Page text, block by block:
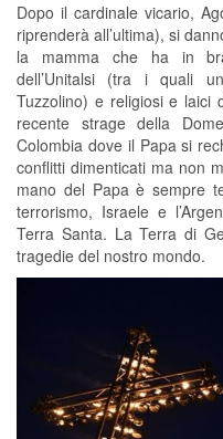
Dopo il cardinale vicario,
riprenderà all’ultima), si
la mamma che ha in
dell’Unitalsi (tra i quali
Tuzzolino) e religiosi e laici
recente strage della
Colombia dove il Papa si
conflitti dimenticati ma non
mano del Papa è sempre
terrorismo, Israele e
Terra Santa. La Terra di
tragedie del nostro mondo.